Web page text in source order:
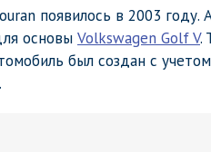
появилось в 2003
основы Volkswagen Golf V.
был создан с